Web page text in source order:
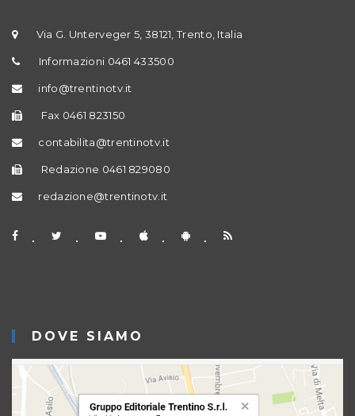
Via G. Unterveger 5, 38121, Trento, Italia
Informazioni 0461 433500
info@trentinotv.it
Fax 0461 823150
contabilita@trentinotv.it
Redazione 0461 829080
redazione@trentinotv.it
DOVE SIAMO